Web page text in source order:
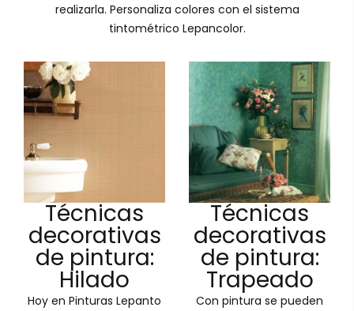
realizarla. Personaliza colores con el sistema
tintométrico Lepancolor.
Técnicas
decorativas
de pintura:
Hilado
Hoy en Pinturas Lepanto
Técnicas
decorativas
de pintura:
Trapeado
Con pintura se pueden